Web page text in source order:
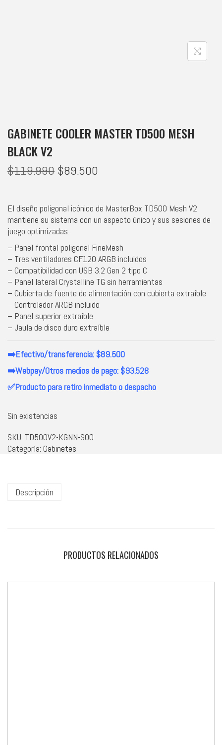
GABINETE COOLER MASTER TD500 MESH
BLACK V2
$119.990 $89.500
El diseño poligonal icónico de MasterBox TD500 Mesh V2
mantiene su sistema con un aspecto único y sus sesiones de
juego optimizadas.
– Panel frontal poligonal FineMesh
– Tres ventiladores CF120 ARGB incluidos
– Compatibilidad con USB 3.2 Gen 2 tipo C
– Panel lateral Crystalline TG sin herramientas
– Cubierta de fuente de alimentación con cubierta extraíble
– Controlador ARGB incluido
– Panel superior extraíble
– Jaula de disco duro extraíble
➡️Efectivo/transferencia: $89.500
➡️Webpay/Otros medios de pago: $93.528
✅Producto para retiro inmediato o despacho
Sin existencias
SKU: TD500V2-KGNN-S00
Categoría: Gabinetes
Descripción
PRODUCTOS RELACIONADOS